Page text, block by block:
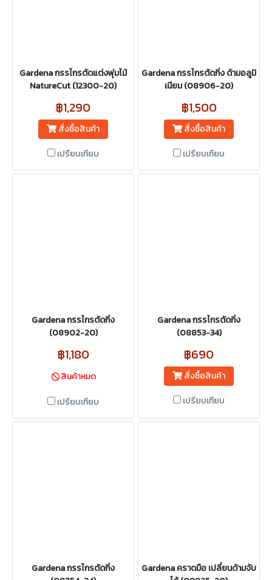
Gardena กรรไกรตัดแต่งพุ่มไม้
NatureCut (12300-20)
฿1,290
สั่งซื้อสินค้า
เปรียบเทียบ
Gardena กรรไกรตัดกิ่ง ด้ามอลูมิ
เนียม (08906-20)
฿1,500
สั่งซื้อสินค้า
เปรียบเทียบ
Gardena กรรไกรตัดกิ่ง
(08902-20)
฿1,180
สินค้าหมด
เปรียบเทียบ
Gardena กรรไกรตัดกิ่ง
(08853-34)
฿690
สั่งซื้อสินค้า
เปรียบเทียบ
Gardena กรรไกรตัดกิ่ง
Gardena คราดมือ เปลี่ยนด้ามจับ